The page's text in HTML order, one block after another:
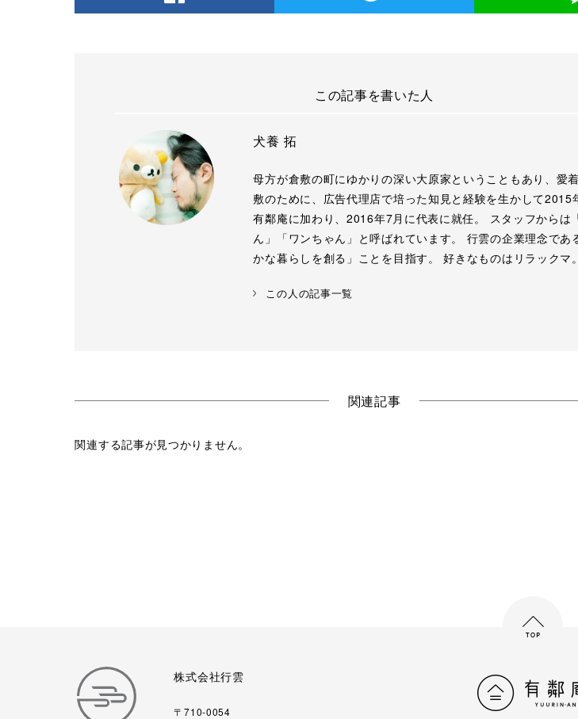
この記事を書いた人
犬養 拓
母方が倉敷の町にゆかりの深い大原家ということもあり、愛
敷のために、広告代理店で培った知見と経験を生かして2015
有鄰庵に加わり、2016年7月に代表に就任。 スタッフからは
ん」「ワンちゃん」と呼ばれています。 行雲の企業理念であ
かな暮らしを創る」ことを目指す。 好きなものはリラックマ。
この人の記事一覧
関連記事
関連する記事が見つかりません。
株式会社行雲
〒710-0054